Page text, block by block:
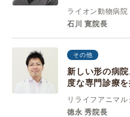
ライオン動物病院
石川 寛院長
その他
新しい形の病
度な専門診療
リライフアニマル
徳永 秀院長